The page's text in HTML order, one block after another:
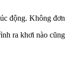
động. Không
ra khơi nào